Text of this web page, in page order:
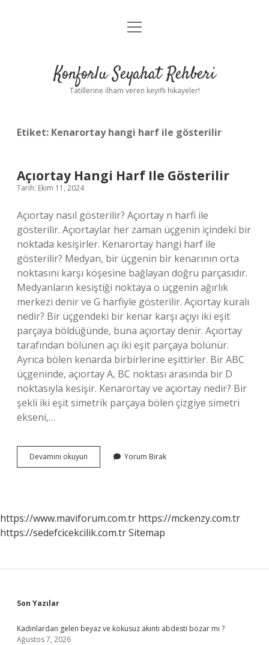
Anasayfa
Yasal Uyarı
menüyü
Konforlu Seyahat Rehberi
Tatillerine ilham veren keyifli hikayeler!
Etiket: Kenarortay hangi harf ile gösterilir
Açıortay Hangi Harf Ile Gösterilir
Tarih: Ekim 11, 2024
Açıortay nasıl gösterilir? Açıortay n harfi ile
gösterilir. Açıortaylar her zaman üçgenin içindeki bir
noktada kesişirler. Kenarortay hangi harf ile
gösterilir? Medyan, bir üçgenin bir kenarının orta
noktasını karşı köşesine bağlayan doğru parçasıdır.
Medyanların kesiştiği noktaya o üçgenin ağırlık
merkezi denir ve G harfiyle gösterilir. Açıortay kuralı
nedir? Bir üçgendeki bir kenar karşı açıyı iki eşit
parçaya böldüğünde, buna açıortay denir. Açıortay
tarafından bölünen açı iki eşit parçaya bölünür.
Ayrıca bölen kenarda birbirlerine eşittirler. Bir ABC
üçgeninde, açıortay A, BC noktası arasında bir D
noktasıyla kesişir. Kenarortay ve açıortay nedir? Bir
şekli iki eşit simetrik parçaya bölen çizgiye simetri
ekseni,…
Devamını okuyun Açıortay
Hangi
Yorum Bırak
https://www.maviforum.com.tr https://mckenzy.com.tr
https://sedefcicekcilik.com.trSitemap
Sidebar
Son Yazılar
Kadınlardan gelen beyaz ve kokusuz akıntı abdesti bozar mı ?
Ağustos 7, 2026